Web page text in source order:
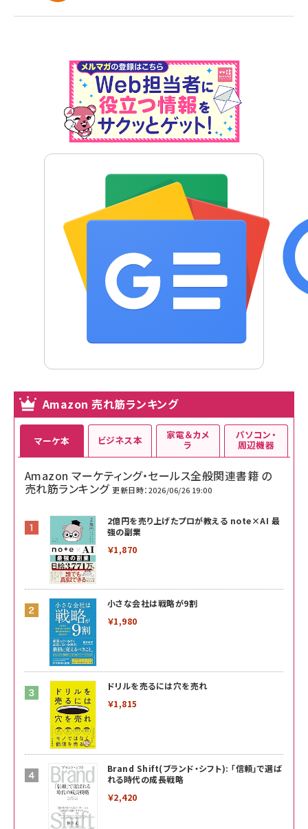
Amazon 売れ筋ランキング
マーケ本
Amazon マーケティング・セールス全般関連書籍 の
売れ筋ランキング 更新日時：2026/06/26 19:00
2億円を売り上げたプロが教える note×AI 最
強の副業
￥1,870
小さな会社は戦略が9割
￥1,980
ドリルを売るには穴を売れ
￥1,815
Brand Shift(ブランド・シフト): 「信頼」で選ば
れる時代の成長戦略
￥2,420
ビジネス本 家電＆カメ
ラ
パソコン・
周辺機器